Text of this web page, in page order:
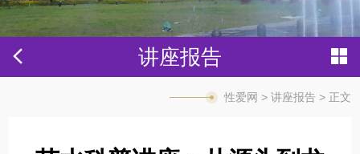
讲座报告
性爱网 > 讲座报告> 正文